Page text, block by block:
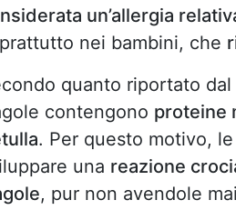
un’allergia
nei bambini, che
quanto riportato
contengono proteine
. Per questo motivo,
una reazione
, pur non avendole